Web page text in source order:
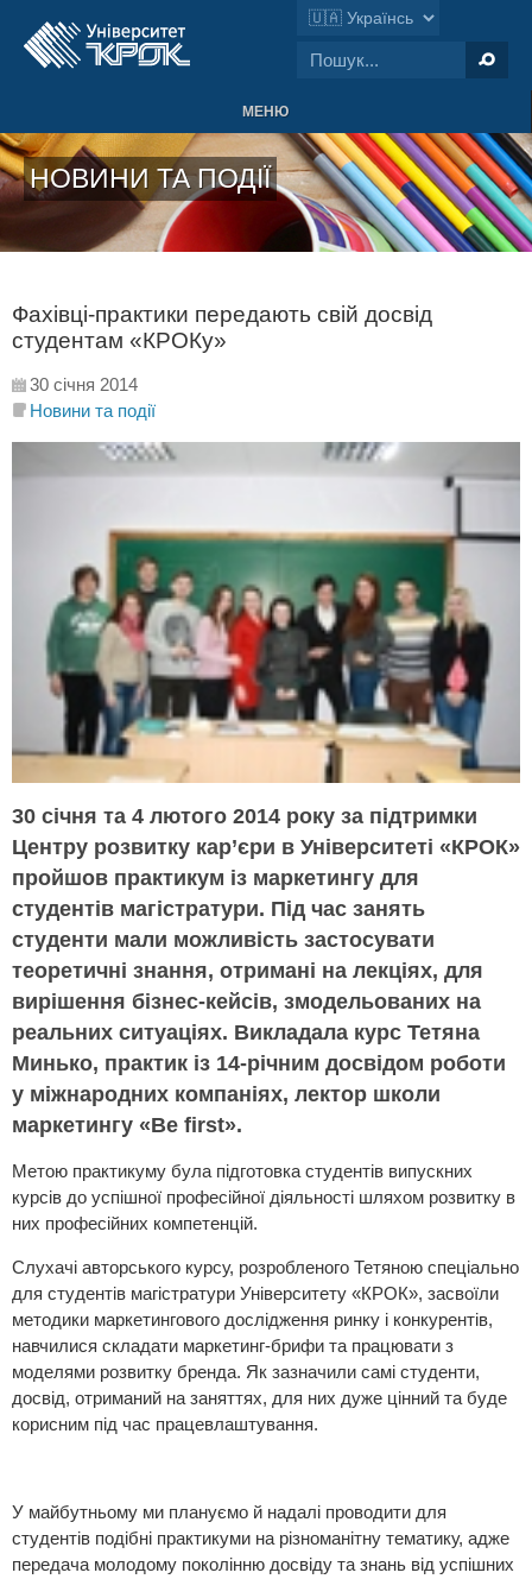
МЕНЮ
НОВИНИ ТА ПОДІЇ
Фахівці-практики передають свій досвід
студентам «КРОКу»
30 січня 2014
Новини та події
30 січня та 4 лютого 2014 року за підтримки
Центру розвитку кар’єри в Університеті «КРОК»
пройшов практикум із маркетингу для
студентів магістратури. Під час занять
студенти мали можливість застосувати
теоретичні знання, отримані на лекціях, для
вирішення бізнес-кейсів, змодельованих на
реальних ситуаціях. Викладала курс Тетяна
Минько, практик із 14-річним досвідом роботи
у міжнародних компаніях, лектор школи
маркетингу «Be first».
Метою практикуму була підготовка студентів випускних
курсів до успішної професійної діяльності шляхом розвитку в
них професійних компетенцій.
Слухачі авторського курсу, розробленого Тетяною спеціально
для студентів магістратури Університету «КРОК», засвоїли
методики маркетингового дослідження ринку і конкурентів,
навчилися складати маркетинг-брифи та працювати з
моделями розвитку бренда. Як зазначили самі студенти,
досвід, отриманий на заняттях, для них дуже цінний та буде
корисним під час працевлаштування.
У майбутньому ми плануємо й надалі проводити для
студентів подібні практикуми на різноманітну тематику, адже
передача молодому поколінню досвіду та знань від успішних